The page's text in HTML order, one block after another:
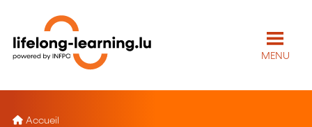
MENU
Accueil